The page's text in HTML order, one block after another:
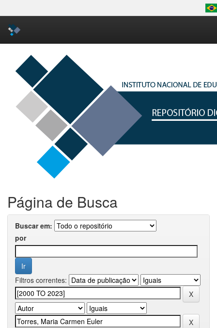
Skip
navigation
Página de Busca
Buscar em:
por
Filtros correntes: